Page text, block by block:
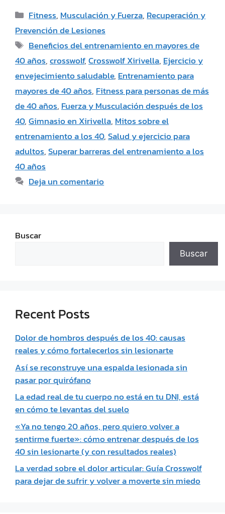
Fitness, Musculación y Fuerza, Recuperación y
Prevención de Lesiones
Beneficios del entrenamiento en mayores de
40 años,crosswolf,Crosswolf Xirivella, Ejercicio y
envejecimiento saludable, Entrenamiento para
mayores de 40 años, Fitness para personas de más
de 40 años, Fuerza y Musculación después de los
40,Gimnasio en Xirivella, Mitos sobre el
entrenamiento a los 40,Salud y ejercicio para
adultos,Superar barreras del entrenamiento a los
40 años
Deja un comentario
Buscar
Buscar
Recent Posts
Dolor de hombros después de los 40: causas
reales y cómo fortalecerlos sin lesionarte
Así se reconstruye una espalda lesionada sin
pasar por quirófano
La edad real de tu cuerpo no está en tu DNI, está
en cómo te levantas del suelo
«Ya no tengo 20 años, pero quiero volver a
sentirme fuerte»: cómo entrenar después de los
40 sin lesionarte (y con resultados reales)
La verdad sobre el dolor articular: Guía Crosswolf
para dejar de sufrir y volver a moverte sin miedo